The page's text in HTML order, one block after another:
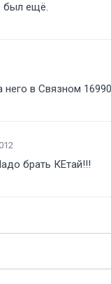
был ещё.
в Связном
брать КЕтай!!!